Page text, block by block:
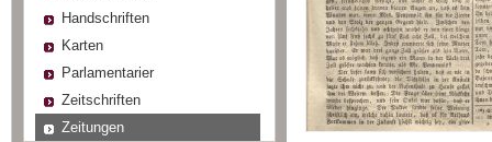
Handschriften
Karten
Parlamentarier
Zeitschriften
Zeitungen